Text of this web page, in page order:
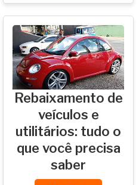
Rebaixamento de
veículos e
utilitários: tudo o
que você precisa
saber